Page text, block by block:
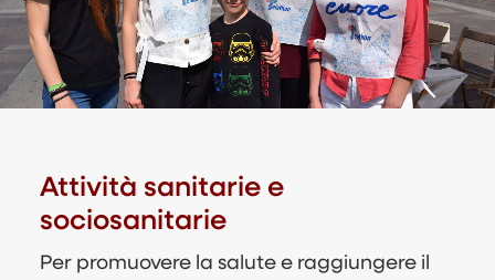
Attività sanitarie e
sociosanitarie
Per promuovere la salute e raggiungere il